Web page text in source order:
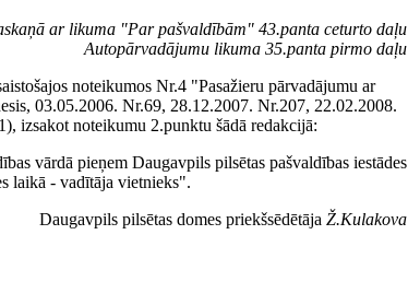
ar likuma "Par pašvaldībām" 43.panta ceturto daļu
Autopārvadājumu likuma 35.panta pirmo daļu
noteikumos Nr.4 "Pasažieru pārvadājumu ar
03.05.2006. Nr.69, 28.12.2007. Nr.207, 22.02.2008.
izsakot noteikumu 2.punktu šādā redakcijā:
vārdā pieņem Daugavpils pilsētas pašvaldības iestādes
laikā - vadītāja vietnieks".
Daugavpils pilsētas domes priekšsēdētāja Ž.Kulakova